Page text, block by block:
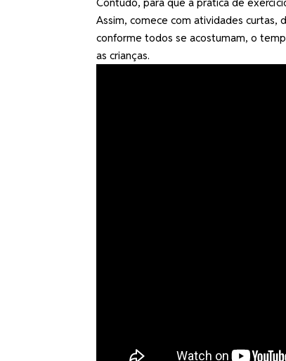
Assim, comece com atividades curtas,
conforme todos se acostumam, o
as crianças.